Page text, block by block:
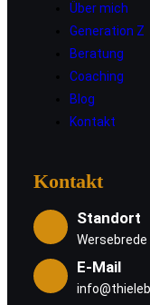
Über mich
Generation Z
Beratung
Coaching
Blog
Kontakt
Kontakt
Standort
Wersebrede
E-Mail